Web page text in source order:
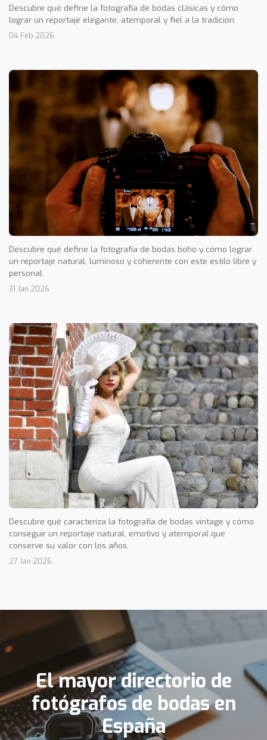
Descubre qué define la fotografía de bodas clásicas y cómo
lograr un reportaje elegante, atemporal y fiel a la tradición.
04 Feb 2026
Descubre qué define la fotografía de bodas boho y cómo lograr
un reportaje natural, luminoso y coherente con este estilo libre y
personal.
31 Jan 2026
Descubre qué caracteriza la fotografía de bodas vintage y cómo
conseguir un reportaje natural, emotivo y atemporal que
conserve su valor con los años.
27 Jan 2026
El mayor directorio de
fotógrafos de bodas en
España